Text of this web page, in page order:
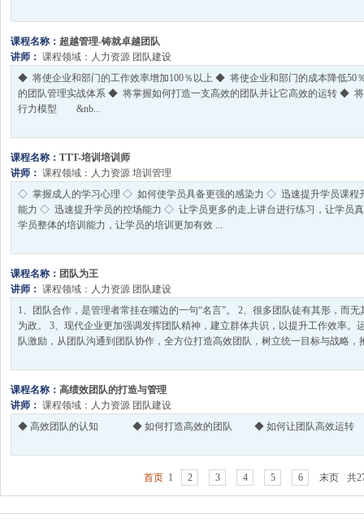
课程名称： 超越管理-铸就卓越团队
讲师： 课程领域： 人力资源 团队建设
◆ 将使企业和部门的工作效率增加100％以上 ◆ 将使企业和部门的成本降低50
的团队管理实战体系 ◆ 将掌握如何打造一支高效的团队并让它高效的运转 ◆
行力模型 &nb...
课程名称： TTT-培训培训师
讲师： 课程领域： 人力资源 培训管理
◇ 掌握成人的学习心理 ◇ 如何使学员具备更强的感染力 ◇ 迅速提升学员课程
能力 ◇ 迅速提升学员的控场能力 ◇ 让学员更多的走上讲台进行练习，让学员
学员整体的培训能力，让学员的培训更加有效 ...
课程名称： 团队为王
讲师： 课程领域： 人力资源 团队建设
1、团队合作，是管理者常挂在嘴边的一句“名言”。 2、很多团队徒有其形，而
为政。 3、现代企业更加强调发挥团队精神，建立群体共识，以提升工作效率。
队激励，从团队沟通到团队协作，全方位打造高效团队，树立统一目标与战略，
课程名称： 高绩效团队的打造与管理
讲师： 课程领域： 人力资源 团队建设
◆ 高效团队的认知 ◆ 如何打造高效的团队 ◆ 如何让团队高效运转
首页 1 2 3 4 5 6 末页 共